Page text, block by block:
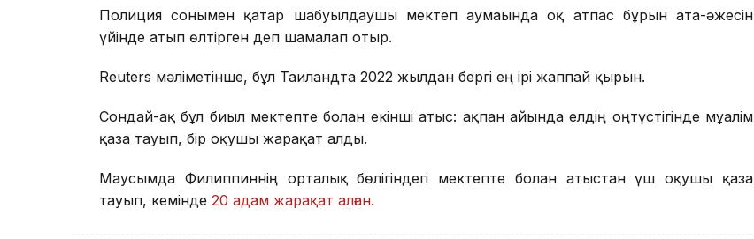
Полиция сонымен қатар шабуылдаушы мектеп аумағында оқ атпас бұрын ата-әжесін
үйінде атып өлтірген деп шамалап отыр.
Reuters мәліметінше, бұл Таиландта 2022 жылдан бергі ең ірі жаппай қырғын.
Сондай-ақ бұл биыл мектепте болған екінші атыс: ақпан айында елдің оңтүстігінде мұғалім
қаза тауып, бір оқушы жарақат алды.
Маусымда Филиппиннің орталық бөлігіндегі мектепте болған атыстан үш оқушы қаза
тауып, кемінде 20 адам жарақат алған.